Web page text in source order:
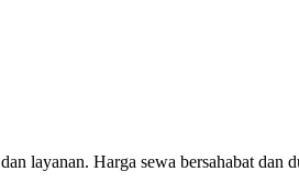
layanan. Harga sewa bersahabat dan